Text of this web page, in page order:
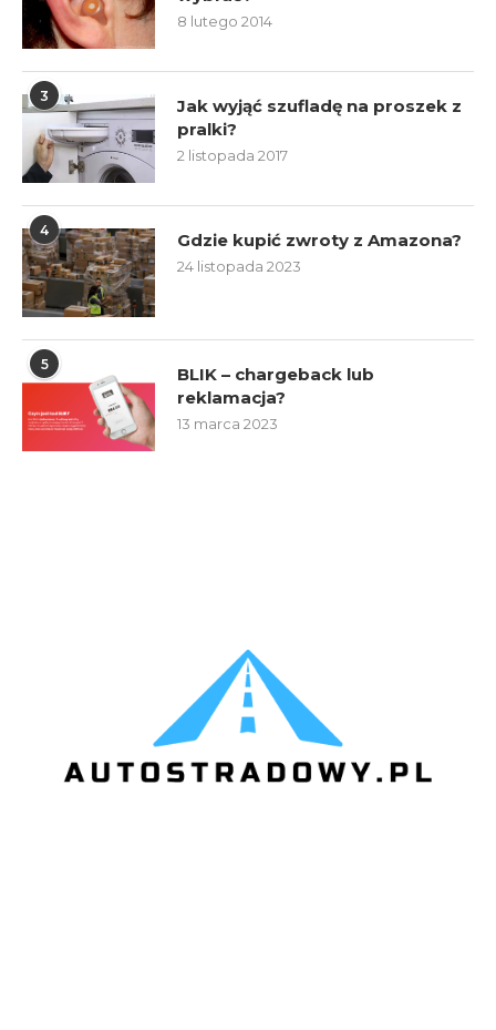
8 lutego 2014
3
Jak wyjąć szufladę na proszek z
pralki?
2 listopada 2017
4 Gdzie kupić zwroty z Amazona?
24 listopada 2023
5
BLIK – chargeback lub
reklamacja?
13 marca 2023